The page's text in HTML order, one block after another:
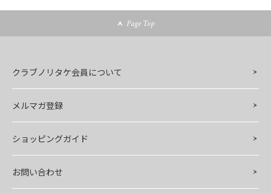
Page Top
クラブノリタケ会員について
メルマガ登録
ショッピングガイド
お問い合わせ